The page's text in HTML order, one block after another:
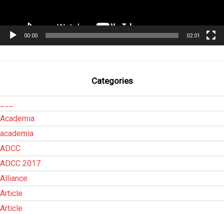
00:00 02:01
Categories
Academia
academia
ADCC
ADCC 2017
Alliance
Article
Article